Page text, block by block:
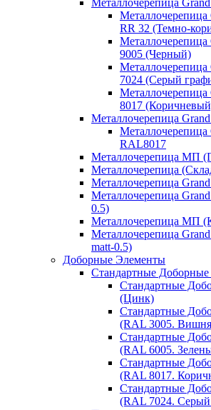
RR 32 (Темно-
9005 (Черный)
7024 (Серый
8017
Металлочерепица
Металлочерепица
RAL8017
Металлочерепица МП
Металлочерепица
Металлочерепица
Металлочерепица
0.5)
Металлочерепица МП
Металлочерепица
matt-0.5)
Доборные Элементы
Стандартные Доборные
Стандартные
(Цинк)
Стандартные
(RAL 3005.
Стандартные
(RAL 6005.
Стандартные
(RAL 8017.
Стандартные
(RAL 7024. Серый